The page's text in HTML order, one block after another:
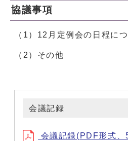
協議事項
（1）12月定例会の日程に
（2）その他
会議記録
会議記録(PDF形式